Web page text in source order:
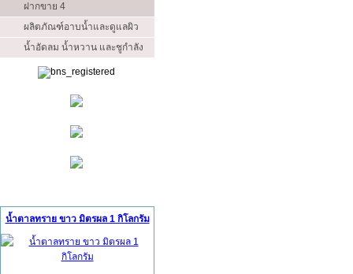
ฝากขาย 4
ผลิตภัณฑ์อาบน้ำและดูแลผิว
น้ำอัดลม น้ำหวาน และชูกำลัง
น้ำตาลทราย ขาว มิตรผล 1 กิโลกรัม